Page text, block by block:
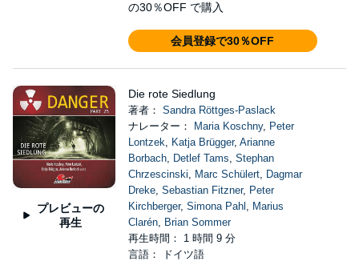
の30％OFF で購入
会員登録で30％OFF
プレビューの
再生
Die rote Siedlung
著者： Sandra Röttges-Paslack
ナレーター：
Maria Koschny, Peter
Lontzek, Katja Brügger, Arianne
Borbach, Detlef Tams, Stephan
Chrzescinski, Marc Schülert, Dagmar
Dreke, Sebastian Fitzner, Peter
Kirchberger, Simona Pahl , Marius
Clarén, Brian Sommer
再生時間： 1 時間 9 分
言語： ドイツ語